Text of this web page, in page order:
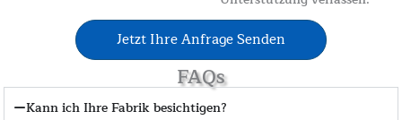
Jetzt Ihre Anfrage Senden
FAQs
Kann ich Ihre Fabrik besichtigen?